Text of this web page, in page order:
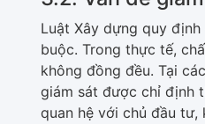
Luật Xây dựng quy
buộc. Trong thực tế,
không đồng đều. Tại
giám sát được chỉ định
quan hệ với chủ đầu